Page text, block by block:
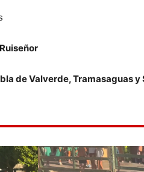
de Valverde, Tramasaguas y